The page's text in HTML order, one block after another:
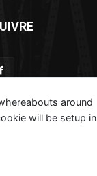
around
will be setup in